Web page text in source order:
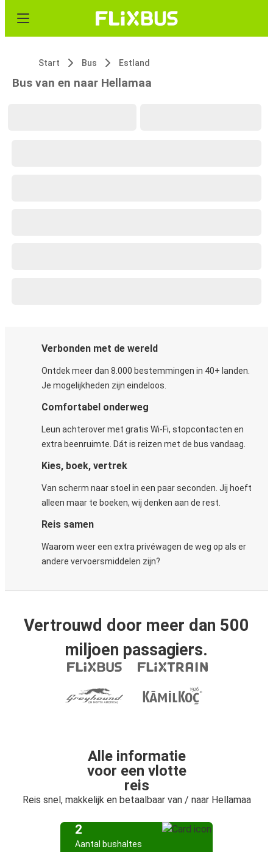
Start Bus Estland
Bus van en naar Hellamaa
Verbonden met de wereld
Ontdek meer dan 8.000 bestemmingen in 40+ landen.
Je mogelijkheden zijn eindeloos.
Comfortabel onderweg
Leun achterover met gratis Wi-Fi, stopcontacten en
extra beenruimte. Dát is reizen met de bus vandaag.
Kies, boek, vertrek
Van scherm naar stoel in een paar seconden. Jij hoeft
alleen maar te boeken, wij denken aan de rest.
Reis samen
Waarom weer een extra privéwagen de weg op als er
andere vervoersmiddelen zijn?
Vertrouwd door meer dan 500
miljoen passagiers.
Alle informatie
voor een vlotte
reis
Reis snel, makkelijk en betaalbaar van / naar Hellamaa
2
Aantal bushaltes